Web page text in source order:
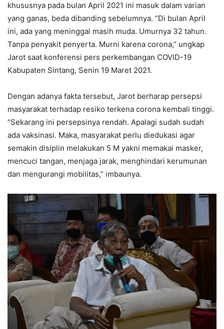
khususnya pada bulan April 2021 ini masuk dalam varian
yang ganas, beda dibanding sebelumnya. “Di bulan April
ini, ada yang meninggal masih muda. Umurnya 32 tahun.
Tanpa penyakit penyerta. Murni karena corona,” ungkap
Jarot saat konferensi pers perkembangan COVID-19
Kabupaten Sintang, Senin 19 Maret 2021.
Dengan adanya fakta tersebut, Jarot berharap persepsi
masyarakat terhadap resiko terkena corona kembali tinggi.
“Sekarang ini persepsinya rendah. Apalagi sudah sudah
ada vaksinasi. Maka, masyarakat perlu diedukasi agar
semakin disiplin melakukan 5 M yakni memakai masker,
mencuci tangan, menjaga jarak, menghindari kerumunan
dan mengurangi mobilitas,” imbaunya.